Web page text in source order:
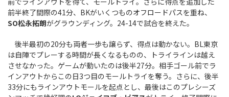
前半終了間際の41分、BKがいくつものオフロードパスを重ね、
SO松永拓朗がグラウンディング。24-14で試合を終えた。
後半最初の20分も両者一歩も譲らず、得点は動かない。BL東京
は自陣でプレーする時間が長くなるものの、トライラインは越え
させなかった。ゲームが動いたのは後半27分。相手ゴール前でラ
インアウトからこの日3つ目のモールトライを奪う。さらに、後半
33分にもラインアウトモールを起点とし、最後はこのプレシーズ